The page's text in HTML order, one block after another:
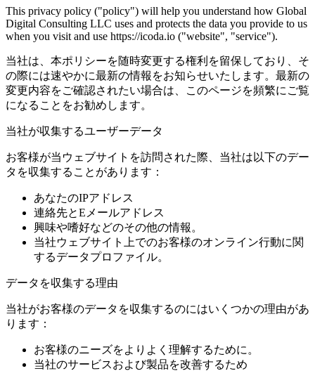
This privacy policy ("policy") will help you understand how Global
Digital Consulting LLC uses and protects the data you provide to us
when you visit and use https://icoda.io ("website", "service").
当社は、本ポリシーを随時変更する権利を留保しており、そ
の際には速やかに最新の情報をお知らせいたします。最新の
変更内容をご確認されたい場合は、このページを頻繁にご覧
になることをお勧めします。
当社が収集するユーザーデータ
お客様が当ウェブサイトを訪問された際、当社は以下のデー
タを収集することがあります：
あなたのIPアドレス
連絡先とEメールアドレス
興味や嗜好などのその他の情報。
当社ウェブサイト上でのお客様のオンライン行動に関
するデータプロファイル。
データを収集する理由
当社がお客様のデータを収集するのにはいくつかの理由があ
ります：
お客様のニーズをよりよく理解するために。
当社のサービスおよび製品を改善するため